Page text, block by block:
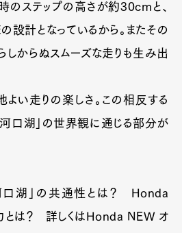
のステップの高さが約30cmと、
設計となっているから。またその
しからぬスムーズな走りも生み出
よい走りの楽しさ。この相反する
口湖」の世界観に通じる部分が
口湖」の共通性とは？ Honda
とは？ 詳しくはHonda NEW オ